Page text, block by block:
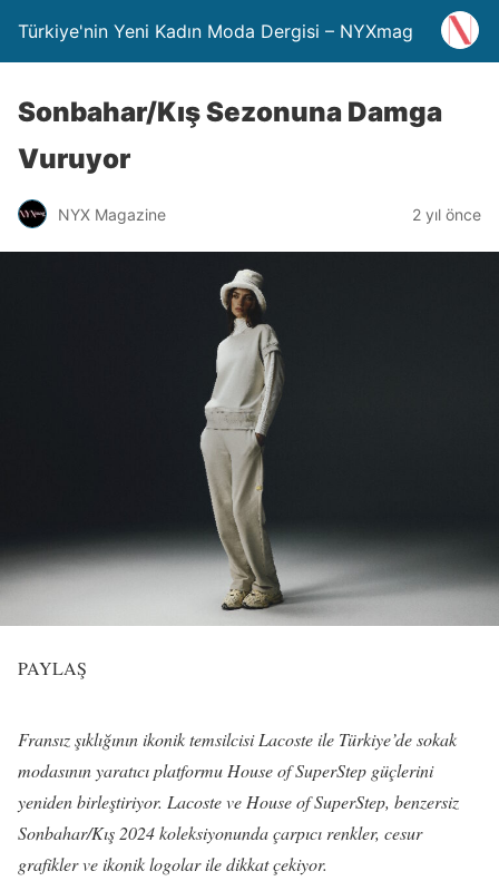
Türkiye'nin Yeni Kadın Moda Dergisi – NYXmag
Sonbahar/Kış Sezonuna Damga
Vuruyor
NYX Magazine 2 yıl önce
PAYLAŞ
Fransız şıklığının ikonik temsilcisi Lacoste ile Türkiye’de sokak
modasının yaratıcı platformu House of SuperStep güçlerini
yeniden birleştiriyor. Lacoste ve House of SuperStep, benzersiz
Sonbahar/Kış 2024 koleksiyonunda çarpıcı renkler, cesur
grafikler ve ikonik logolar ile dikkat çekiyor.